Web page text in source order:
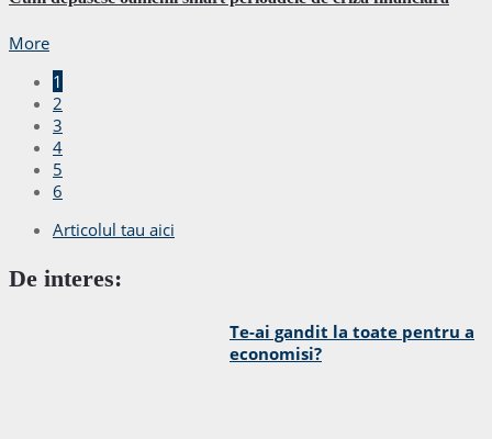
More
1
2
3
4
5
6
Articolul tau aici
De interes:
Te-ai gandit la toate pentru a
economisi?